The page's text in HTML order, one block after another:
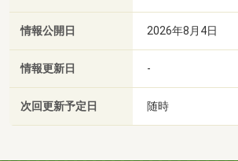
情報公開日 2026年8月4日
情報更新日 -
次回更新予定日 随時